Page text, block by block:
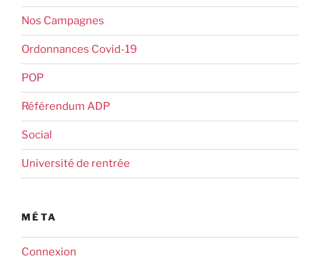
Nos Campagnes
Ordonnances Covid-19
POP
Référendum ADP
Social
Université de rentrée
MÉTA
Connexion